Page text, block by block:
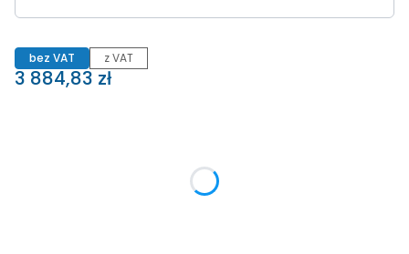
bez VAT z VAT
Cena
3 884,83 zł